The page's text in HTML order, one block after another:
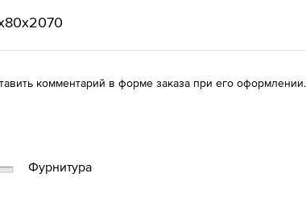
комментарий в форме заказа при его оформлении.
Фурнитура